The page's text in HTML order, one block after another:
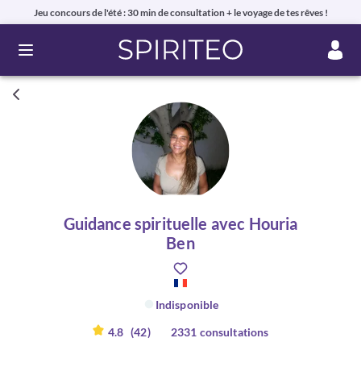
Jeu concours de l'été : 30 min de consultation + le voyage de tes rêves !
Ouvrir le menu
Guidance spirituelle avec Houria
Ben
Indisponible
4.8 (42) 2331 consultations